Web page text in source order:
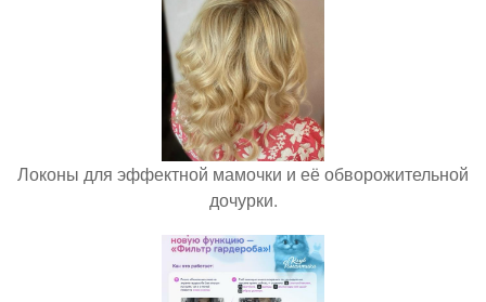
Локоны для эффектной мамочки и её обворожительной
дочурки.